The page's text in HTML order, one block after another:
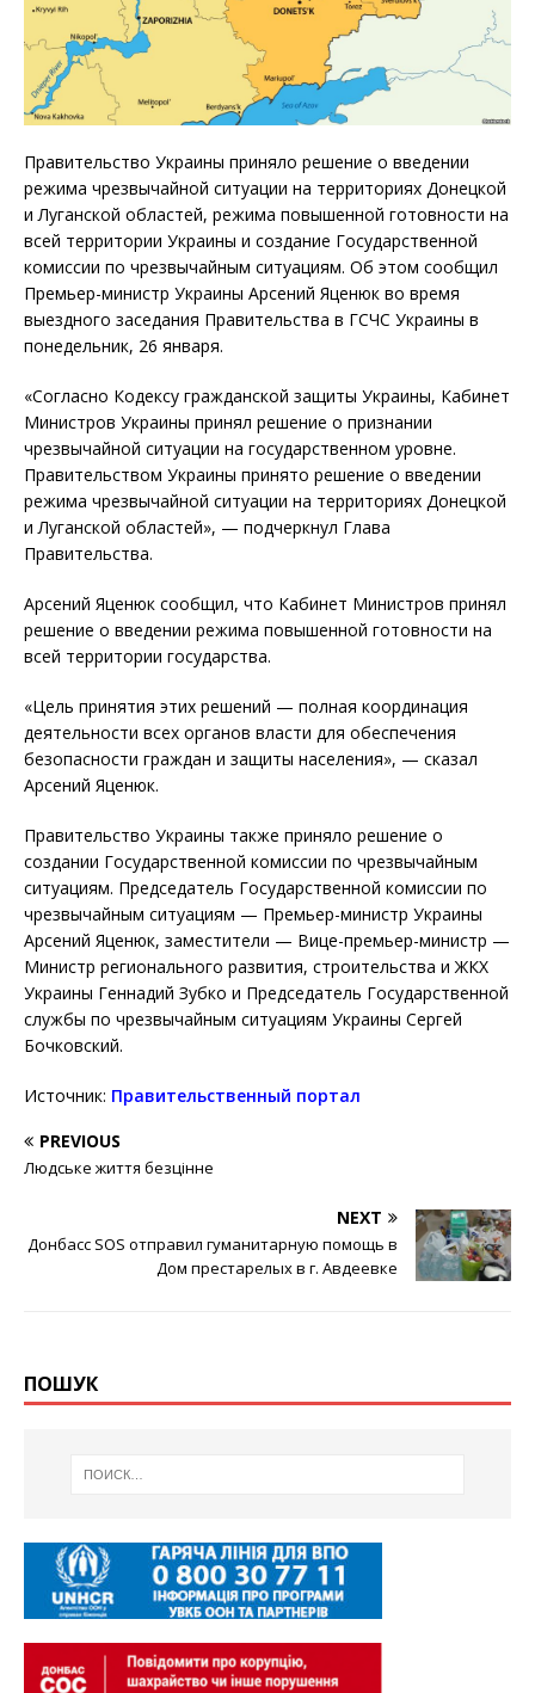
Правительство Украины приняло решение о введении
режима чрезвычайной ситуации на территориях Донецкой
и Луганской областей, режима повышенной готовности на
всей территории Украины и создание Государственной
комиссии по чрезвычайным ситуациям. Об этом сообщил
Премьер-министр Украины Арсений Яценюк во время
выездного заседания Правительства в ГСЧС Украины в
понедельник, 26 января.
«Согласно Кодексу гражданской защиты Украины, Кабинет
Министров Украины принял решение о признании
чрезвычайной ситуации на государственном уровне.
Правительством Украины принято решение о введении
режима чрезвычайной ситуации на территориях Донецкой
и Луганской областей», — подчеркнул Глава
Правительства.
Арсений Яценюк сообщил, что Кабинет Министров принял
решение о введении режима повышенной готовности на
всей территории государства.
«Цель принятия этих решений — полная координация
деятельности всех органов власти для обеспечения
безопасности граждан и защиты населения», — сказал
Арсений Яценюк.
Правительство Украины также приняло решение о
создании Государственной комиссии по чрезвычайным
ситуациям. Председатель Государственной комиссии по
чрезвычайным ситуациям — Премьер-министр Украины
Арсений Яценюк, заместители — Вице-премьер-министр —
Министр регионального развития, строительства и ЖКХ
Украины Геннадий Зубко и Председатель Государственной
службы по чрезвычайным ситуациям Украины Сергей
Бочковский.
Источник: Правительственный портал
PREVIOUS
Людське життя безцінне
NEXT
Донбасс SOS отправил гуманитарную помощь в
Дом престарелых в г. Авдеевке
ПОШУК